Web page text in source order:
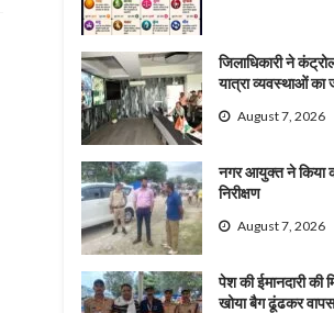
जिलाधिकारी ने
यात्रा व्यवस्थाओं का
August 7, 2026
नगर आयुक्त ने किया
निरीक्षण
August 7, 2026
पेश की ईमानदारी की
खोया बैग ढूंढकर वापस